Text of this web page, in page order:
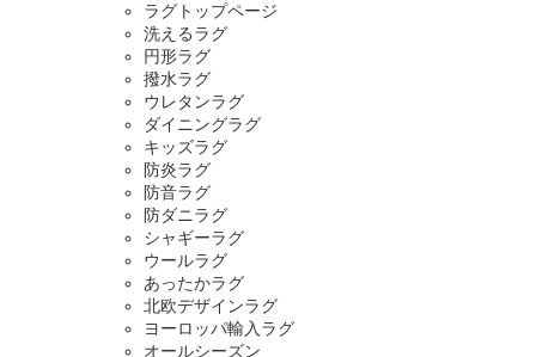
ラグトップページ
洗えるラグ
円形ラグ
撥水ラグ
ウレタンラグ
ダイニングラグ
キッズラグ
防炎ラグ
防音ラグ
防ダニラグ
シャギーラグ
ウールラグ
あったかラグ
北欧デザインラグ
ヨーロッパ輸入ラグ
オールシーズン